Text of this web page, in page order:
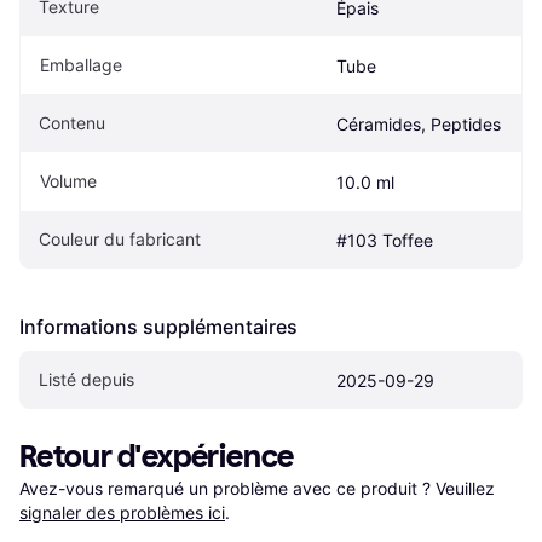
Texture Épais
Emballage Tube
Contenu Céramides, Peptides
Volume 10.0 ml
Couleur du fabricant #103 Toffee
Informations supplémentaires
Listé depuis 2025-09-29
Retour d'expérience
Avez-vous remarqué un problème avec ce produit ? Veuillez
signaler des problèmes ici.